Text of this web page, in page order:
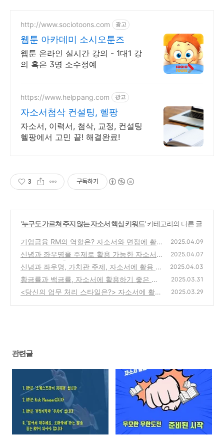
http://www.sociotoons.com 광고
웹툰 아카데미 소시오툰즈
웹툰 온라인 실시간 강의 - 1대1 강
의 혹은 3명 소수정예
https://www.helppang.com 광고
자소서첨삭 컨설팅, 헬팡
자소서, 이력서, 첨삭, 교정, 컨설팅
헬팡에서 고민 끝! 해결완료!
3 구독하기
'누구도 가르쳐 주지 않는 자소서 핵심 키워드' 카테고리의 다른 글
기업금융 RM의 역할은? 자소서와 면접에 활용
하세요. 반드시 질문 나옵니다. 핵심 키워드,
핵심 소제목으로 활용하기
2025.04.09
신념과 좌우명을 주제로 활용 가능한 자소서
핵심 키워드 ④
(3)
2025.04.07
신념과 좌우명, 가치관 주제, 자소서에 활용 가
능한 핵심 키워드, 자소서 소제목,
(0)
2025.04.03
황금률과 백금률, 자소서에 활용하기 좋은 핵
심 키워드, 핵심어, 자소서 소제목 및 핵심 맥
2025.03.31
<당신의 업무 처리 스타일은?> 자소서에 활용
2025.03.29
관련글